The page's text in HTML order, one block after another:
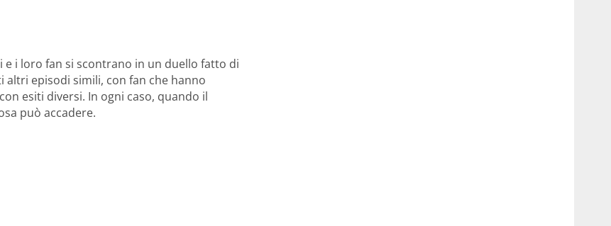
e i loro fan si scontrano in un duello fatto di
altri episodi simili, con fan che hanno
esiti diversi. In ogni caso, quando il
può accadere.